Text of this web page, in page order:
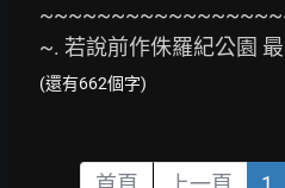
~. 若說前作侏羅紀公園
(還有662個字)